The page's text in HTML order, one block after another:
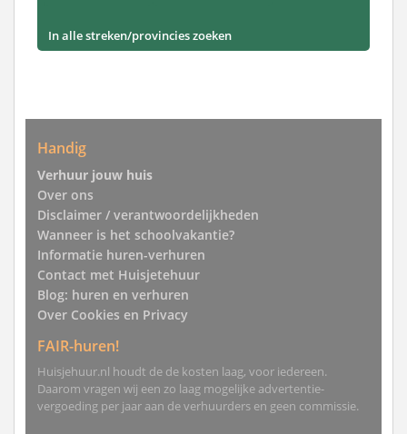
In alle streken/provincies zoeken
Handig
Verhuur jouw huis
Over ons
Disclaimer / verantwoordelijkheden
Wanneer is het schoolvakantie?
Informatie huren-verhuren
Contact met Huisjetehuur
Blog: huren en verhuren
Over Cookies en Privacy
FAIR-huren!
Huisjehuur.nl houdt de de kosten laag, voor iedereen.
Daarom vragen wij een zo laag mogelijke advertentie-
vergoeding per jaar aan de verhuurders en geen commissie.